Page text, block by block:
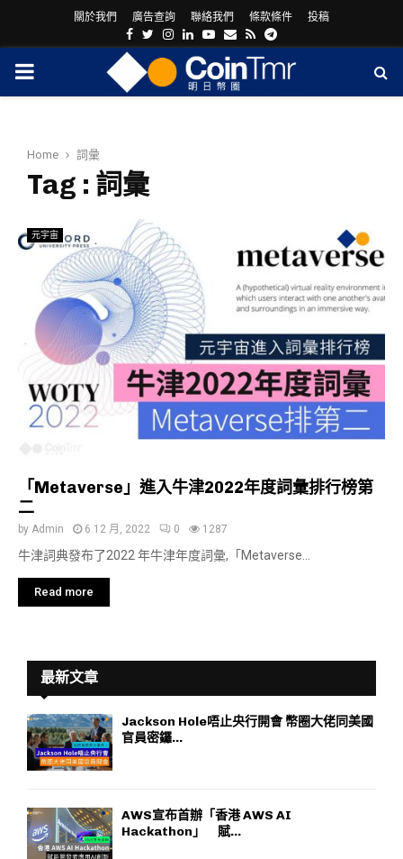
關於我們 廣告查詢 聯絡我們 條款條件 投稿
Facebook
Twitter
Instagram
LinkedinYoutube
Email
RssTelegram
PRIMARY
Home 詞彙
Tag : 詞彙
元宇宙
「Metaverse」進入牛津2022年度詞彙排行榜第
二
by Admin 6 12 月, 2022 0 1287
牛津詞典發布了2022 年牛津年度詞彙,「Metaverse...
Read more
最新文章
Jackson Hole唔止央行開會 幣圈大佬同美國
官員密鑼...
AWS宣布首辦「香港 AWS AI
Hackathon」 賦...